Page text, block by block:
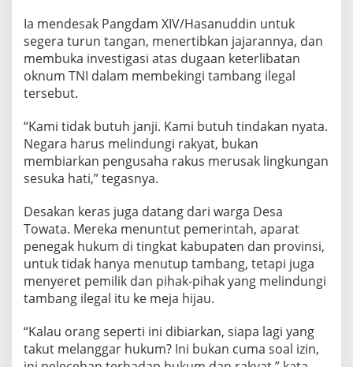
Ia mendesak Pangdam XIV/Hasanuddin untuk
segera turun tangan, menertibkan jajarannya, dan
membuka investigasi atas dugaan keterlibatan
oknum TNI dalam membekingi tambang ilegal
tersebut.
“Kami tidak butuh janji. Kami butuh tindakan nyata.
Negara harus melindungi rakyat, bukan
membiarkan pengusaha rakus merusak lingkungan
sesuka hati,” tegasnya.
Desakan keras juga datang dari warga Desa
Towata. Mereka menuntut pemerintah, aparat
penegak hukum di tingkat kabupaten dan provinsi,
untuk tidak hanya menutup tambang, tetapi juga
menyeret pemilik dan pihak-pihak yang melindungi
tambang ilegal itu ke meja hijau.
“Kalau orang seperti ini dibiarkan, siapa lagi yang
takut melanggar hukum? Ini bukan cuma soal izin,